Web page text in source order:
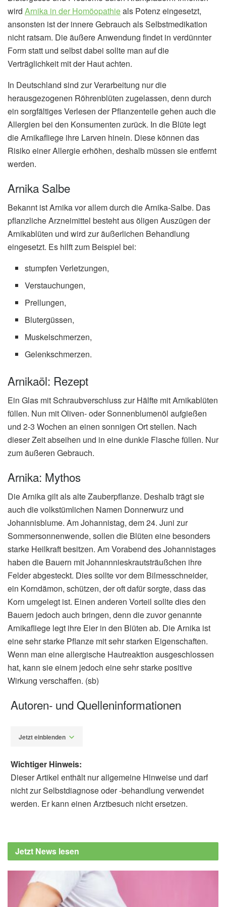
wird Arnika in der Homöopathieals Potenz eingesetzt,
ansonsten ist der innere Gebrauch als Selbstmedikation
nicht ratsam. Die äußere Anwendung findet in verdünnter
Form statt und selbst dabei sollte man auf die
Verträglichkeit mit der Haut achten.
In Deutschland sind zur Verarbeitung nur die
herausgezogenen Röhrenblüten zugelassen, denn durch
ein sorgfältiges Verlesen der Pflanzenteile gehen auch die
Allergien bei den Konsumenten zurück. In die Blüte legt
die Arnikafliege ihre Larven hinein. Diese können das
Risiko einer Allergie erhöhen, deshalb müssen sie entfernt
werden.
Arnika Salbe
Bekannt ist Arnika vor allem durch die Arnika-Salbe. Das
pflanzliche Arzneimittel besteht aus öligen Auszügen der
Arnikablüten und wird zur äußerlichen Behandlung
eingesetzt. Es hilft zum Beispiel bei:
stumpfen Verletzungen,
Verstauchungen,
Prellungen,
Blutergüssen,
Muskelschmerzen,
Gelenkschmerzen.
Arnikaöl: Rezept
Ein Glas mit Schraubverschluss zur Hälfte mit Arnikablüten
füllen. Nun mit Oliven- oder Sonnenblumenöl aufgießen
und 2-3 Wochen an einen sonnigen Ort stellen. Nach
dieser Zeit abseihen und in eine dunkle Flasche füllen. Nur
zum äußeren Gebrauch.
Arnika: Mythos
Die Arnika gilt als alte Zauberpflanze. Deshalb trägt sie
auch die volkstümlichen Namen Donnerwurz und
Johannisblume. Am Johannistag, dem 24. Juni zur
Sommersonnenwende, sollen die Blüten eine besonders
starke Heilkraft besitzen. Am Vorabend des Johannistages
haben die Bauern mit Johannnieskrautsträußchen ihre
Felder abgesteckt. Dies sollte vor dem Bilmesschneider,
ein Korndämon, schützen, der oft dafür sorgte, dass das
Korn umgelegt ist. Einen anderen Vorteil sollte dies den
Bauern jedoch auch bringen, denn die zuvor genannte
Arnikafliege legt ihre Eier in den Blüten ab. Die Arnika ist
eine sehr starke Pflanze mit sehr starken Eigenschaften.
Wenn man eine allergische Hautreaktion ausgeschlossen
hat, kann sie einem jedoch eine sehr starke positive
Wirkung verschaffen. (sb)
Autoren- und Quelleninformationen
Jetzt einblenden
Ben-Erik van Wyk, Coralie Wink, Michael
Wink: Handbuch der Arzneipflanzen,
Auflage, 2015
Ursel Bühring: Praxis-Lehrbuch
Wichtiger Hinweis:
Dieser Artikel enthält nur allgemeine Hinweise und darf
nicht zur Selbstdiagnose oder -behandlung verwendet
werden. Er kann einen Arztbesuch nicht ersetzen.
Jetzt News lesen